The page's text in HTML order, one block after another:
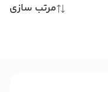
مرتب سازی